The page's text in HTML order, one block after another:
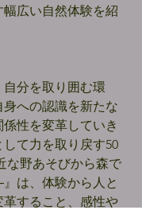
広い自然体験を紹
分を取り囲む環
への認識を新たな
性を変革していき
て力を取り戻す50
野あそびから森で
は、体験から人と
革すること、感性や